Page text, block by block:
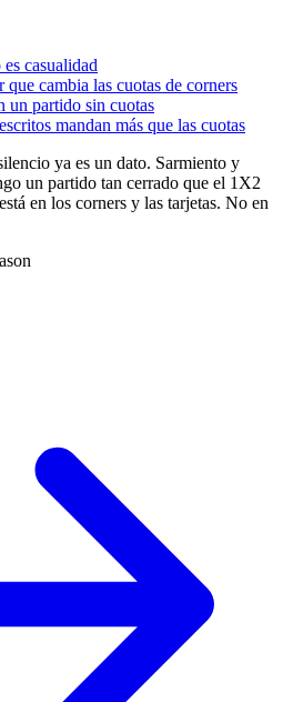
casualidad
cambia las cuotas de corners
un partido sin cuotas
mandan más que las cuotas
ya es un dato. Sarmiento y
un partido tan cerrado que el 1X2
en los corners y las tarjetas. No en